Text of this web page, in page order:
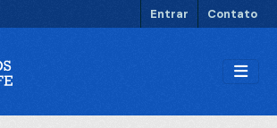
Entrar Contato